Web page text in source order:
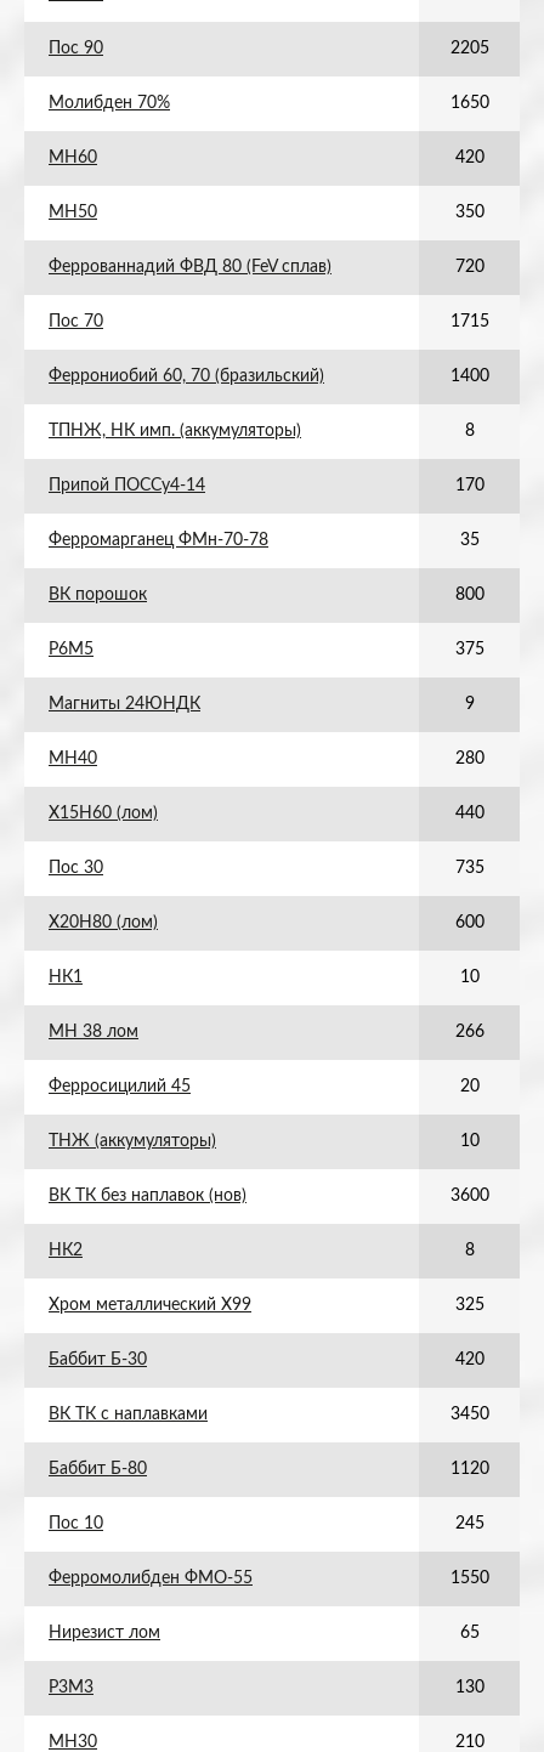
Пос 90 2205
Молибден 70% 1650
МН60 420
МН50 350
Феррованнадий ФВД 80 (FeV сплав) 720
Пос 70 1715
Феррониобий 60, 70 (бразильский) 1400
ТПНЖ, НК имп. (аккумуляторы) 8
Припой ПОССу4-14 170
Ферромарганец ФМн-70-78 35
ВК порошок 800
Р6М5 375
Магниты 24ЮНДК 9
МН40 280
Х15Н60 (лом) 440
Пос 30 735
Х20Н80 (лом) 600
НК1 10
МН 38 лом 266
Ферросицилий 45 20
ТНЖ (аккумуляторы) 10
ВК ТК без наплавок (нов) 3600
НК2 8
Хром металлический Х99 325
Баббит Б-30 420
ВК ТК с наплавками 3450
Баббит Б-80 1120
Пос 10 245
Ферромолибден ФМО-55 1550
Нирезист лом 65
Р3М3 130
МН30 210